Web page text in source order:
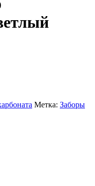
Метка: Заборы